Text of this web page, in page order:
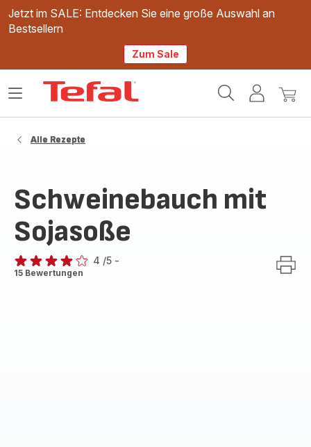
Jetzt im SALE: Entdecken Sie eine große Auswahl an
Bestsellern
Zum Sale
Mein
Mein
Das
Alle Rezepte
Schweinebauch mit
Sojasoße
Bewertung
4 /5 -
15 Bewertungen